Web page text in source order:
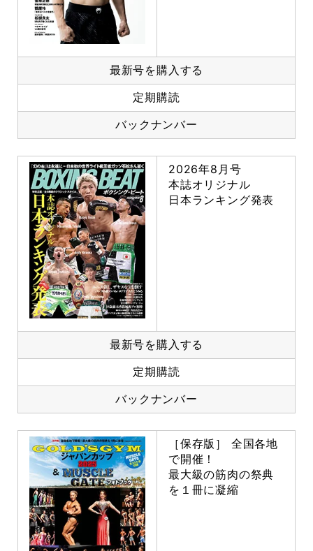
最新号を購入する
定期購読
バックナンバー
2026年8月号
本誌オリジナル
日本ランキング発表
最新号を購入する
定期購読
バックナンバー
［保存版］ 全国各地
で開催！
最大級の筋肉の祭典
を１冊に凝縮